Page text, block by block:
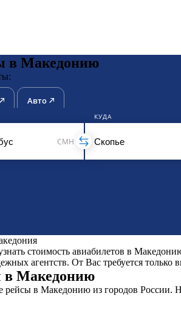
в Македонию
Авто
CMH
КУДА
стоимость авиабилетов в
агентств. От Вас требуется только
в Македонию
в Македонию из городов России.